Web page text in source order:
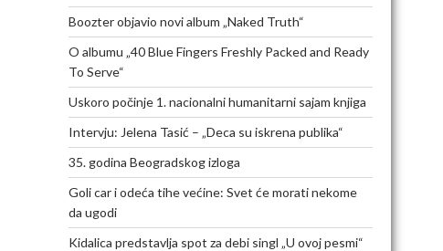
Boozter objavio novi album „Naked Truth“
O albumu „40 Blue Fingers Freshly Packed and Ready
To Serve“
Uskoro počinje 1. nacionalni humanitarni sajam knjiga
Intervju: Jelena Tasić – „Deca su iskrena publika“
35. godina Beogradskog izloga
Goli car i odeća tihe većine: Svet će morati nekome
da ugodi
Kidalica predstavlja spot za debi singl „U ovoj pesmi“